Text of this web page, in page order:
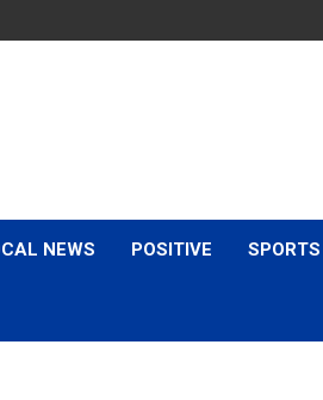
NEWS POSITIVE SPORTS